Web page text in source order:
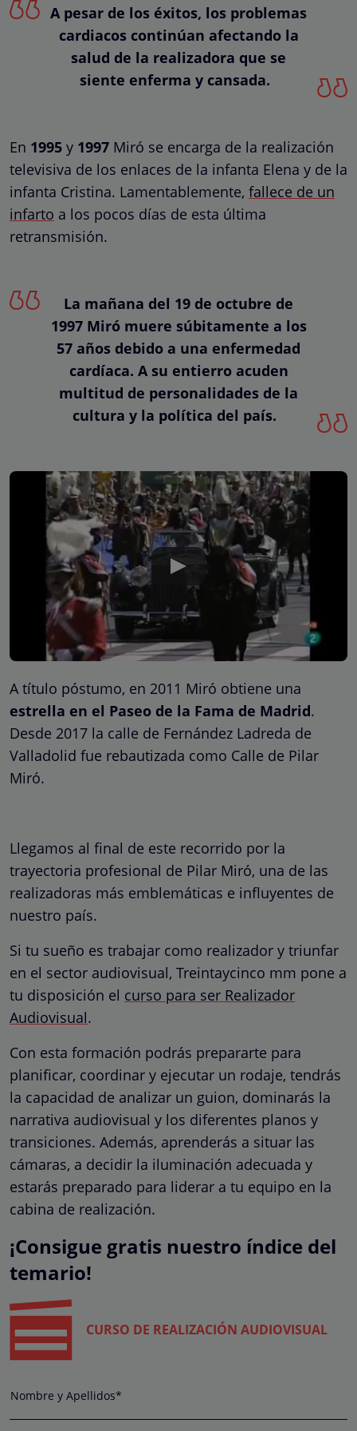
A pesar de los éxitos, los problemas
cardiacos continúan afectando la
salud de la realizadora que se
siente enferma y cansada.
En 1995 y 1997 Miró se encarga de la realización
televisiva de los enlaces de la infanta Elena y de la
infanta Cristina. Lamentablemente, fallece de un
infarto a los pocos días de esta última
retransmisión.
La mañana del 19 de octubre de
1997 Miró muere súbitamente a los
57 años debido a una enfermedad
cardíaca. A su entierro acuden
multitud de personalidades de la
cultura y la política del país.
A título póstumo, en 2011 Miró obtiene una
estrella en el Paseo de la Fama de Madrid.
Desde 2017 la calle de Fernández Ladreda de
Valladolid fue rebautizada como Calle de Pilar
Miró.
Llegamos al final de este recorrido por la
trayectoria profesional de Pilar Miró, una de las
realizadoras más emblemáticas e influyentes de
nuestro país.
Si tu sueño es trabajar como realizador y triunfar
en el sector audiovisual, Treintaycinco mm pone a
tu disposición el curso para ser Realizador
Audiovisual.
Con esta formación podrás prepararte para
planificar, coordinar y ejecutar un rodaje, tendrás
la capacidad de analizar un guion, dominarás la
narrativa audiovisual y los diferentes planos y
transiciones. Además, aprenderás a situar las
cámaras, a decidir la iluminación adecuada y
estarás preparado para liderar a tu equipo en la
cabina de realización.
¡Consigue gratis nuestro índice del
temario!
CURSO DE REALIZACIÓN AUDIOVISUAL
Nombre y Apellidos*